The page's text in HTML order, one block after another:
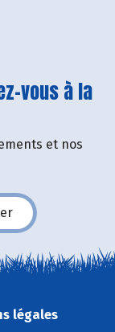
vous à la
et nos
légales